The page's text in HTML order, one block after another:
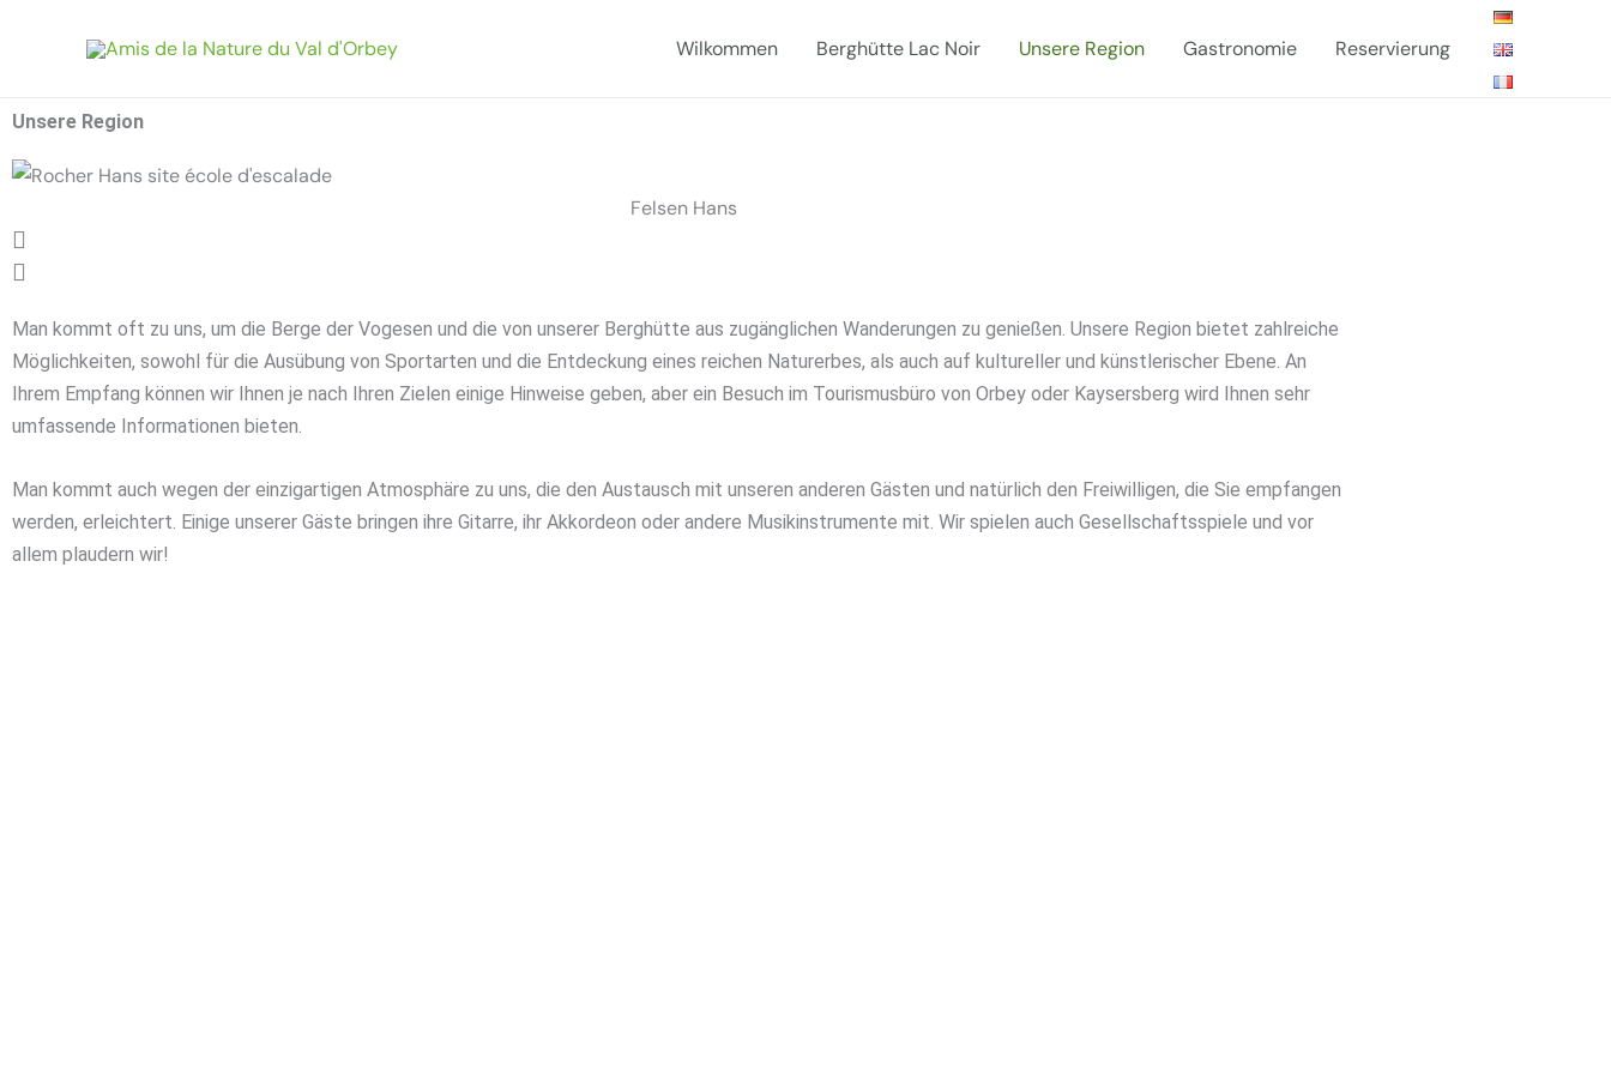
Wilkommen Berghütte Lac Noir Unsere Region Gastronomie Reservierung
Unsere Region
Felsen Hans
Man kommt oft zu uns, um die Berge der Vogesen und die von unserer Berghütte aus zugänglichen Wanderungen zu genießen. Unsere Region bietet zahlreiche
Möglichkeiten, sowohl für die Ausübung von Sportarten und die Entdeckung eines reichen Naturerbes, als auch auf kultureller und künstlerischer Ebene. An
Ihrem Empfang können wir Ihnen je nach Ihren Zielen einige Hinweise geben, aber ein Besuch im Tourismusbüro von Orbey oder Kaysersberg wird Ihnen sehr
umfassende Informationen bieten.
Man kommt auch wegen der einzigartigen Atmosphäre zu uns, die den Austausch mit unseren anderen Gästen und natürlich den Freiwilligen, die Sie empfangen
werden, erleichtert. Einige unserer Gäste bringen ihre Gitarre, ihr Akkordeon oder andere Musikinstrumente mit. Wir spielen auch Gesellschaftsspiele und vor
allem plaudern wir!